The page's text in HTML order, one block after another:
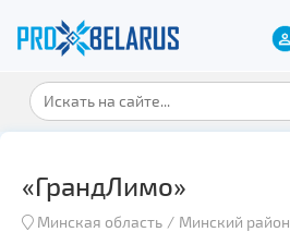
«ГрандЛимо»
Минская область Минский район